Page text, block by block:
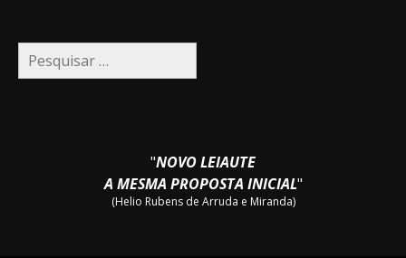
Pesquisar
por:
"NOVO LEIAUTE
A MESMA PROPOSTA INICIAL"
(Helio Rubens de Arruda e Miranda)